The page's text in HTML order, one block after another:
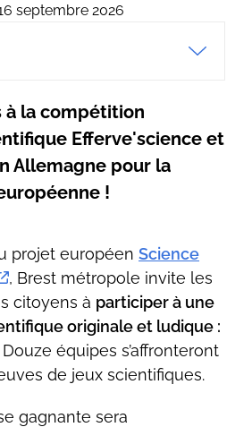
septembre 2026
à la compétition
Efferve'science et
Allemagne pour la
!
projet européen Science
, Brest métropole invite les
citoyens à participer à une
originale et ludique :
Douze équipes s’affronteront
de jeux scientifiques.
gagnante sera